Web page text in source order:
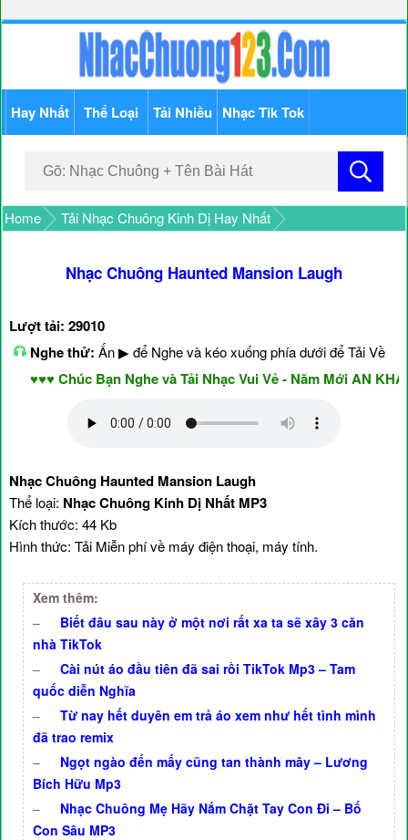
Hay Nhất Thể Loại Tải Nhiều Nhạc Tik Tok
Home Tải Nhạc Chuông Kinh Dị Hay Nhất
Nhạc Chuông Haunted Mansion Laugh
Lượt tải: 29010
Nghe thử: Ấn ▶ để Nghe và kéo xuống phía dưới để Tải Về
♥♥♥ Chúc Bạn Nghe và Tải Nhạc Vui Vẻ - Năm Mới AN
Nhạc Chuông Haunted Mansion Laugh
Thể loại: Nhạc Chuông Kinh Dị Nhất MP3
Kích thước: 44 Kb
Hình thức: Tải Miễn phí về máy điện thoại, máy tính.
Xem thêm:
–
Biết đâu sau này ở một nơi rất xa ta sẽ xây 3 căn
nhà TikTok
–
Cài nút áo đầu tiên đã sai rồi TikTok Mp3 – Tam
quốc diễn Nghĩa
–
Từ nay hết duyên em trả áo xem như hết tình mình
đã trao remix
–
Ngọt ngào đến mấy cũng tan thành mây – Lương
Bích Hữu Mp3
–
Nhạc Chuông Mẹ Hãy Nắm Chặt Tay Con Đi – Bố
Con Sâu MP3